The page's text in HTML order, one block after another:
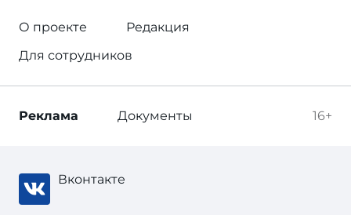
О проекте
Редакция
Для сотрудников
16+
Реклама Документы
Вконтакте